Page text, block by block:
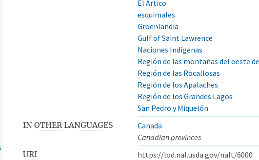
El Ártico
esquimales
Groenlandia
Gulf of Saint Lawrence
Naciones Indígenas
Región de las montañas del oeste
Región de las Rocallosas
Región de los Apalaches
Región de los Grandes Lagos
San Pedro y Miquelón
IN OTHER LANGUAGES
Canada
Canadian provinces
URI
https://lod.nal.usda.gov/nalt/6000